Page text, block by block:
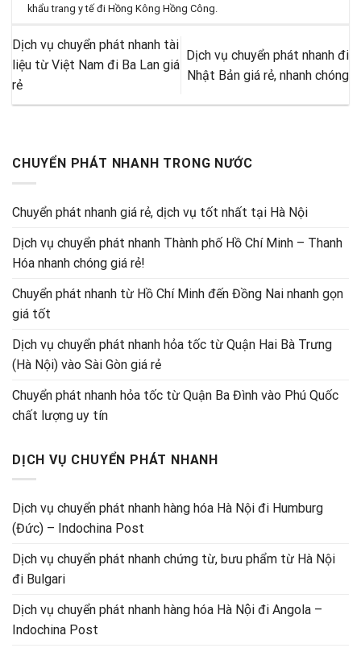
khẩu trang y tế đi Hồng Kông Hồng Công.
Dịch vụ chuyển phát nhanh tài
liệu từ Việt Nam đi Ba Lan giá
rẻ
Dịch vụ chuyển phát nhanh đi
Nhật Bản giá rẻ, nhanh chóng
CHUYỂN PHÁT NHANH TRONG NƯỚC
Chuyển phát nhanh giá rẻ, dịch vụ tốt nhất tại Hà Nội
Dịch vụ chuyển phát nhanh Thành phố Hồ Chí Minh – Thanh
Hóa nhanh chóng giá rẻ!
Chuyển phát nhanh từ Hồ Chí Minh đến Đồng Nai nhanh gọn
giá tốt
Dịch vụ chuyển phát nhanh hỏa tốc từ Quận Hai Bà Trưng
(Hà Nội) vào Sài Gòn giá rẻ
Chuyển phát nhanh hỏa tốc từ Quận Ba Đình vào Phú Quốc
chất lượng uy tín
DỊCH VỤ CHUYỂN PHÁT NHANH
Dịch vụ chuyển phát nhanh hàng hóa Hà Nội đi Humburg
(Đức) – Indochina Post
Dịch vụ chuyển phát nhanh chứng từ, bưu phẩm từ Hà Nội
đi Bulgari
Dịch vụ chuyển phát nhanh hàng hóa Hà Nội đi Angola –
Indochina Post